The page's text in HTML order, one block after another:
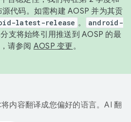
代码。如需构建 AOSP 并为其贡
latest-release 。
android-
支将始终引用推送到 AOSP 的最
请参阅 AOSP 变更。
内容翻译成您偏好的语言。AI 翻